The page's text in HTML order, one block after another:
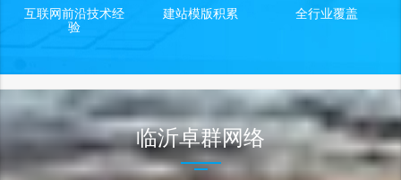
互联网前沿技术经
验
建站模版积累 全行业覆盖
临沂卓群网络